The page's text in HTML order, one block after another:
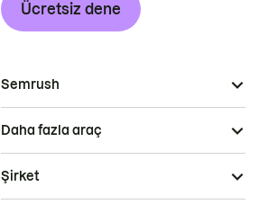
Ücretsiz dene
Semrush
Daha fazla araç
Şirket